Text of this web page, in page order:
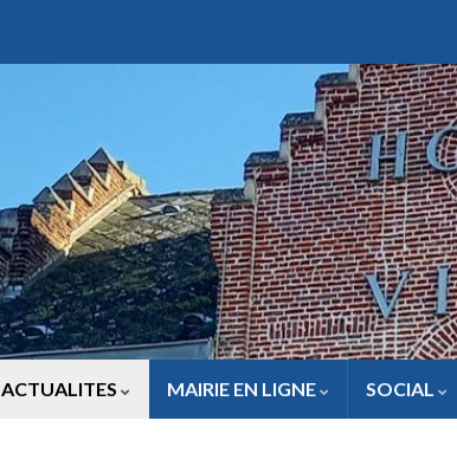
ACTUALITES MAIRIE EN LIGNE SOCIAL